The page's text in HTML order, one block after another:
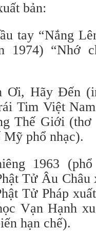
bản:
tay “Nắng
1974) “Nhớ
Ơi, Hãy Đến
Tim Việt
Thế Giới
phổ nhạc).
1963
Tử Âu Châu
Tử Pháp
Vạn Hạnh
hạn chế).